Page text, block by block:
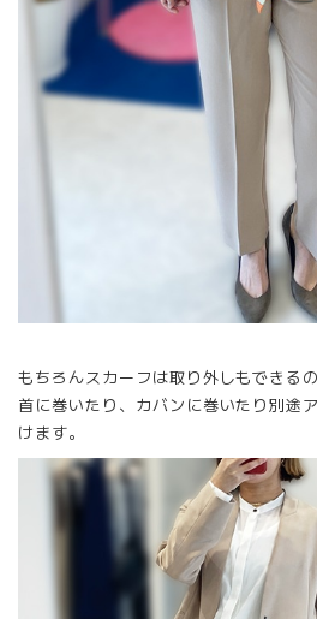
もちろんスカーフは取り外しもできるの
首に巻いたり、カバンに巻いたり別途
けます。